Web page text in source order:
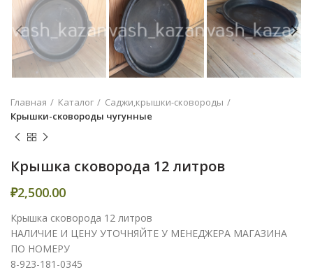
Главная Каталог
Саджи,крышки-сковороды
Крышки-сковороды чугунные
Крышка сковорода 12 литров
₽2,500.00
Крышка сковорода 12 литров
НАЛИЧИЕ И ЦЕНУ УТОЧНЯЙТЕ У МЕНЕДЖЕРА МАГАЗИНА
ПО НОМЕРУ
8-923-181-0345